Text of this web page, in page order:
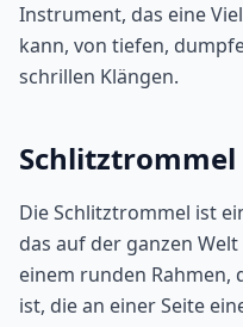
Instrument, das eine
kann, von tiefen,
schrillen Klängen.
Schlitztrommel
Die Schlitztrommel ist
das auf der ganzen
einem runden
ist, die an einer Seite